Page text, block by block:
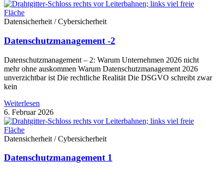
Datensicherheit / Cybersicherheit
Datenschutzmanagement -2
Datenschutzmanagement – 2: Warum Unternehmen 2026 nicht
mehr ohne auskommen Warum Datenschutzmanagement 2026
unverzichtbar ist Die rechtliche Realität Die DSGVO schreibt zwar
kein
Weiterlesen
6. Februar 2026
Datensicherheit / Cybersicherheit
Datenschutzmanagement 1